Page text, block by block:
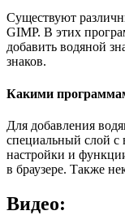
Существуют
GIMP. В этих
добавить водяной
знаков.
Какими
Для добавления
специальный слой с
настройки и
в браузере. Также
Видео: